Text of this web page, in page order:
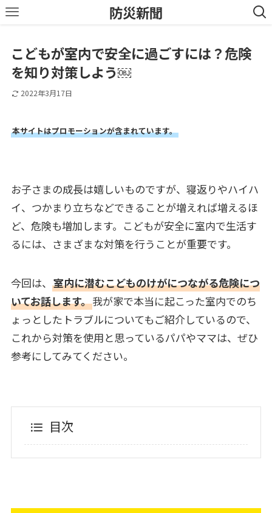
防災新聞
こどもが室内で安全に過ごすには？危険
を知り対策しよう￼
2022年3月17日
本サイトはプロモーションが含まれています。
お子さまの成長は嬉しいものですが、寝返りやハイハ
イ、つかまり立ちなどできることが増えれば増えるほ
ど、危険も増加します。こどもが安全に室内で生活す
るには、さまざまな対策を行うことが重要です。
今回は、 室内に潜むこどものけがにつながる危険につ
いてお話します。我が家で本当に起こった室内でのち
ょっとしたトラブルについてもご紹介しているので、
これから対策を使用と思っているパパやママは、ぜひ
参考にしてみてください。
目次